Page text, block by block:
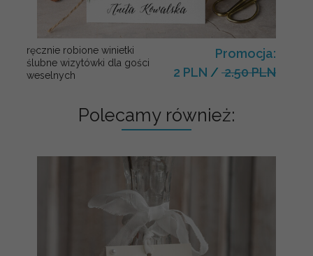
ręcznie robione winietki
ślubne wizytówki dla gości
weselnych
Promocja:
2 PLN / 2.50 PLN
Polecamy również: